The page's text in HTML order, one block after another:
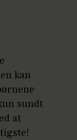
kan
sundt
at